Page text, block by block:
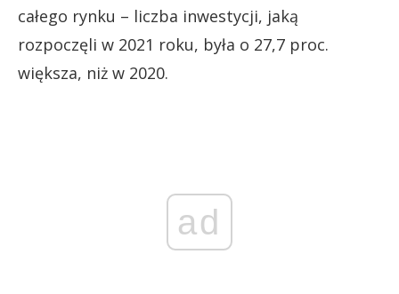
całego rynku – liczba inwestycji, jaką
rozpoczęli w 2021 roku, była o 27,7 proc.
większa, niż w 2020.
ad